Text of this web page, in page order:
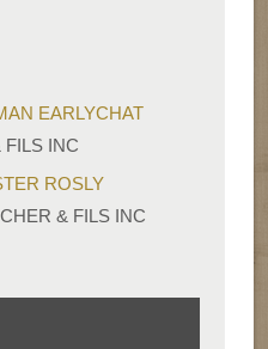
EARLYCHAT
INC
ROSLY
& FILS INC